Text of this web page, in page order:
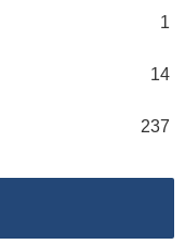
1
14
237